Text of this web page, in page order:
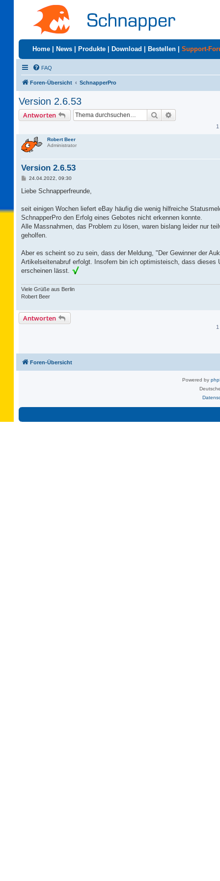
Home News Produkte Download Bestellen Support-
FAQ
Foren-Übersicht SchnapperPro
Version 2.6.53
Antworten Suche
Robert Beer
Administrator
Version 2.6.53
B
i
a
24.04.2022, 09:30
Liebe Schnapperfreunde,
seit einigen Wochen liefert eBay häufig die wenig hilfreiche
SchnapperPro den Erfolg eines Gebotes nicht erkennen konnte.
Alle Massnahmen, das Problem zu lösen, waren bislang leider nur
geholfen.
Aber es scheint so zu sein, dass der Meldung, "Der Gewinner der
Artikelseitenabruf erfolgt. Insofern bin ich optimisteisch, dass dieses
erscheinen lässt.
Viele Grüße aus Berlin
Robert Beer
Antworten
Foren-Übersicht
Powered by